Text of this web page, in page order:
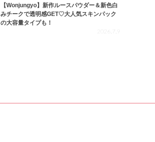
【Wonjungyo】新作ルースパウダー＆新色白
みチークで透明感GET♡大人気スキンパック
の大容量タイプも！
2026.7.9